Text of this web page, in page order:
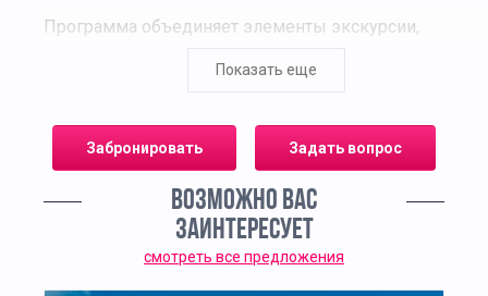
Программа объединяет элементы экскурсии,
Участников встречают сказочные персонажи,
Нового года и святочных гуляниях. Во время
прогулки дети узнают, почему в народе зиму
зимние праздники на Руси.
Главным событием программы становится
встреча с Дедом Морозом и Снегурочкой, где
ребят ждут игры, загадки и хороводы. Особое
Показать еще
Забронировать Задать вопрос
ВОЗМОЖНО ВАС
ЗАИНТЕРЕСУЕТ
смотреть все предложения